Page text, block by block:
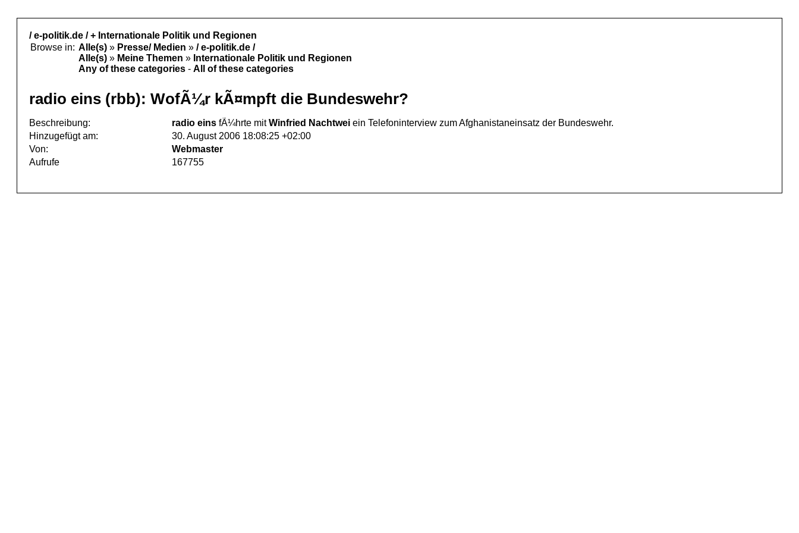
/ e-politik.de / + Internationale Politik und Regionen
Browse in: Alle(s) » Presse/ Medien » / e-politik.de /
Alle(s) » Meine Themen » Internationale Politik und Regionen
Any of these categories - All of these categories
radio eins (rbb): WofÃ¼r kÃ¤mpft die Bundeswehr?
Beschreibung: radio eins fÃ¼hrte mitWinfried Nachtwei ein Telefoninterview zum Afghanistaneinsatz der Bundeswehr.
Hinzugefügt am:
30. August 2006 18:08:25 +02:00
Von:
Webmaster
Aufrufe
167755